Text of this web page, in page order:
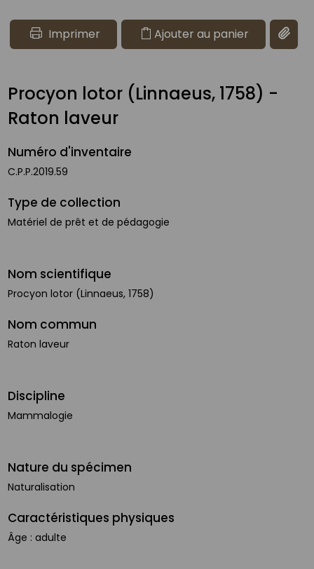
Imprimer Ajouter au panier
Procyon lotor (Linnaeus, 1758) -
Raton laveur
Numéro d'inventaire
C.P.P.2019.59
Type de collection
Matériel de prêt et de pédagogie
Nom scientifique
Procyon lotor (Linnaeus, 1758)
Nom commun
Raton laveur
Discipline
Mammalogie
Nature du spécimen
Naturalisation
Caractéristiques physiques
Âge : adulte